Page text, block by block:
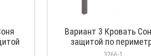
Вариант 3 Кровать
защитой по
3266-1